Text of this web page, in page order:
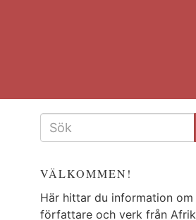
SÖKFORMULÄR
VÄLKOMMEN!
Här hittar du information om
författare och verk från